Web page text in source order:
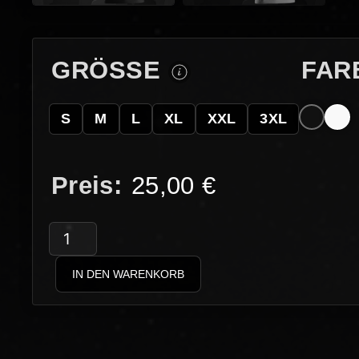
GRÖSSE
S M L XL XXL 3XL
25,00 €
GRAUZAHN
–
Der
scharfe
IN DEN WARENKORB